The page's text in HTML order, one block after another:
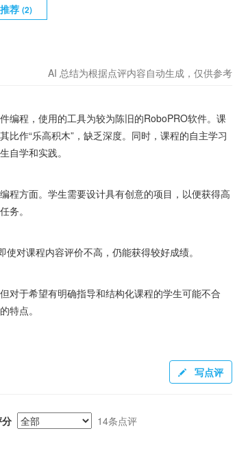
荐 (2)
AI 总结为根据点评内容自动生成，仅供参考
编程，使用的工具为较为陈旧的RoboPRO软件。课
比作“乐高积木”，缺乏深度。同时，课程的自主学习
自学和实践。
程方面。学生需要设计具有创意的项目，以便获得高
务。
对课程内容评价不高，仍能获得较好成绩。
对于希望有明确指导和结构化课程的学生可能不合
特点。
写点评
14条点评